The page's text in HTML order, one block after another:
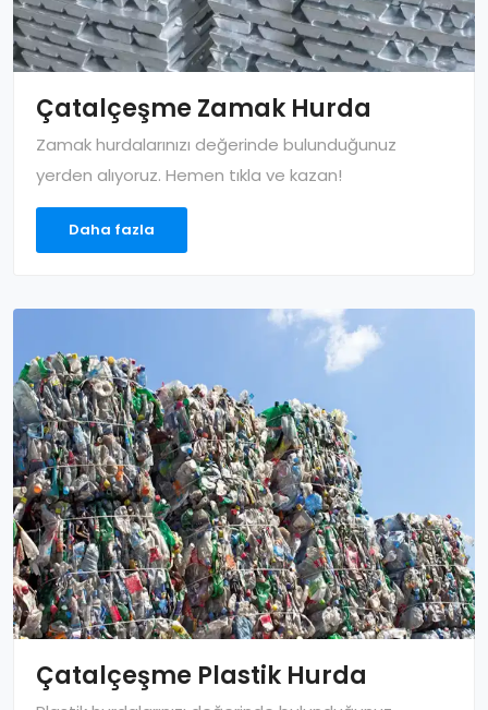
Çatalçeşme Zamak Hurda
Zamak hurdalarınızı değerinde bulunduğunuz
yerden alıyoruz. Hemen tıkla ve kazan!
Daha fazla
Çatalçeşme Plastik Hurda